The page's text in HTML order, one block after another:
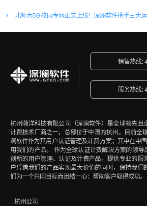
北师大5G校园专网正式上线！深澜软件携手三大运营商，
销售热线:
服务热线:
杭州瀚洋科技有限公司（深澜软件）是全球领先且
计费技术厂商之一，总部位于中国的杭州。目前全
澜软件作为其用户认证管理及计费方案；其中在中
用我们的产品。 作为全球认证计费解决方案的领
创新的用户管理、认证及计费产品，提供专业的服
户凭借我们的产品实现最大价值的同时，保持我们
们为一个共同目标而团结一心：帮助客户取得成功。
杭州公司